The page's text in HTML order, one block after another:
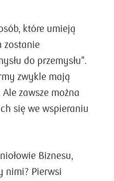
które umieją
zostanie
do przemysłu”.
zwykle mają
zawsze można
się we wspieraniu
Biznesu,
nimi? Pierwsi